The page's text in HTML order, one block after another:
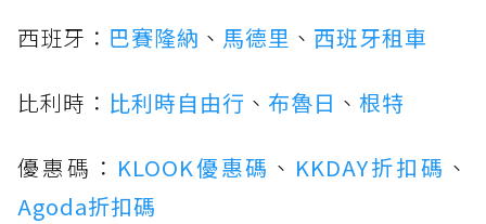
西班牙： 巴賽隆納 、 馬德里 、 西班牙租車
比利時： 比利時自由行 、 布魯日 、 根特
優惠碼： KLOOK優惠碼 、 KKDAY折扣碼 、
Agoda折扣碼